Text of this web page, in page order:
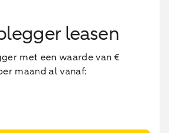
leasen
met een waarde van €
maand al vanaf: